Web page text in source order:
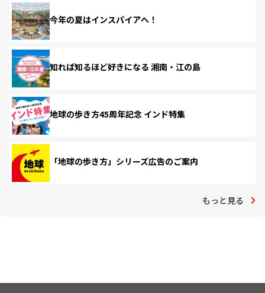
今年の夏はインスパイアへ！
知れば知るほど好きになる 湘南・江の島
地球の歩き方45周年記念 インド特集
「地球の歩き方」シリーズ広告のご案内
もっと見る